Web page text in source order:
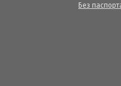
Без